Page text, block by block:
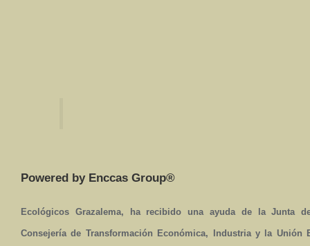
Powered by Enccas Group®
Ecológicos Grazalema, ha recibido una ayuda de la Junta
Consejería de Transformación Económica, Industria y la Unión